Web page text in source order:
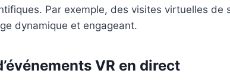
Par exemple, des visites virtuelles
dynamique et engageant.
VR en direct